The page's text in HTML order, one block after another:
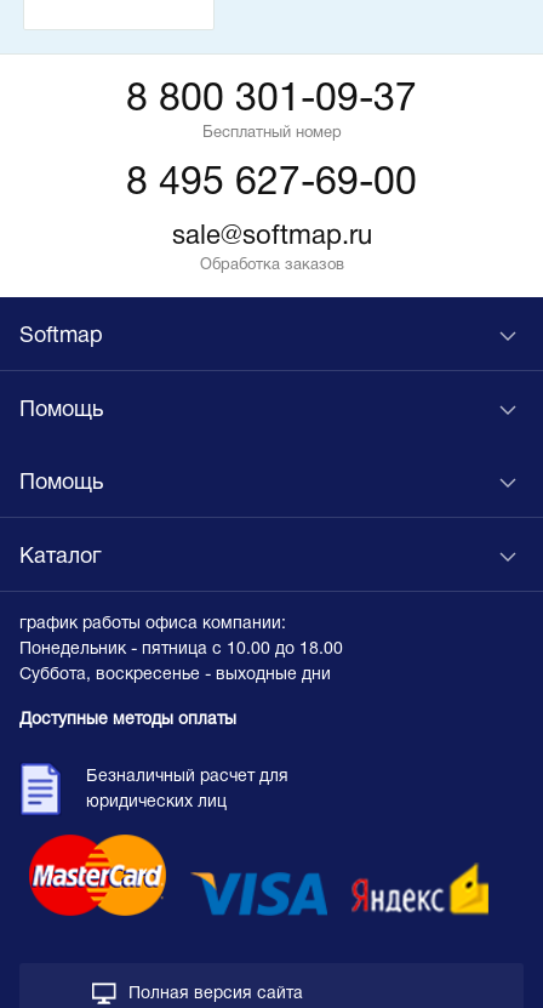
8 800 301-09-37
Бесплатный номер
8 495 627-69-00
sale@softmap.ru
Обработка заказов
Softmap
Помощь
Помощь
Каталог
график работы офиса компании:
Понедельник - пятница с 10.00 до 18.00
Суббота, воскресенье - выходные дни
Доступные методы оплаты
Безналичный расчет для
юридических лиц
Полная версия сайта